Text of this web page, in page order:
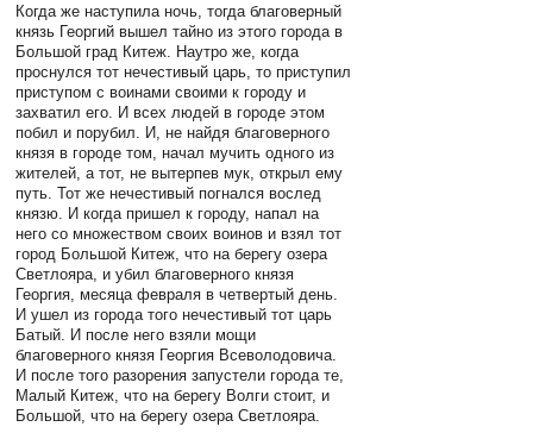
Когда же наступила ночь, тогда благоверный
князь Георгий вышел тайно из этого города в
Большой град Китеж. Наутро же, когда
проснулся тот нечестивый царь, то приступил
приступом с воинами своими к городу и
захватил его. И всех людей в городе этом
побил и порубил. И, не найдя благоверного
князя в городе том, начал мучить одного из
жителей, а тот, не вытерпев мук, открыл ему
путь. Тот же нечестивый погнался вослед
князю. И когда пришел к городу, напал на
него со множеством своих воинов и взял тот
город Большой Китеж, что на берегу озера
Светлояра, и убил благоверного князя
Георгия, месяца февраля в четвертый день.
И ушел из города того нечестивый тот царь
Батый. И после него взяли мощи
благоверного князя Георгия Всеволодовича.
И после того разорения запустели города те,
Малый Китеж, что на берегу Волги стоит, и
Большой, что на берегу озера Светлояра.